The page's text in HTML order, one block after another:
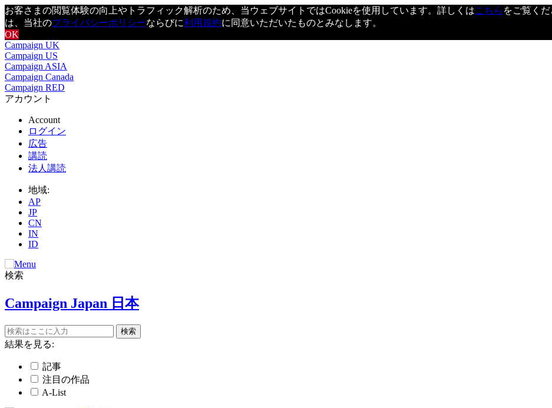
お客さまの閲覧体験の向上やトラフィック解析のため、当ウェブサイトではCookieを使用しています。詳しくはこちら をご覧く
は、当社のプライバシーポリシーならびに利用規約に同意いただいたものとみなします。
OK
Campaign UK
Campaign US
Campaign ASIA
Campaign Canada
Campaign RED
アカウント
Account
ログイン
広告
講読
法人講読
地域:
AP
JP
CN
IN
ID
検索
Campaign Japan 日本
結果を見る:
記事
注目の作品
A-List